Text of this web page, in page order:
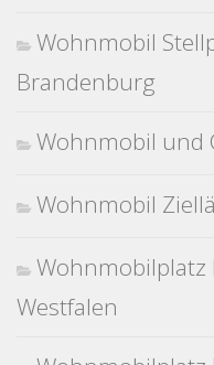
Wohnmobil
Brandenburg
Wohnmobil und
Wohnmobil
Westfalen